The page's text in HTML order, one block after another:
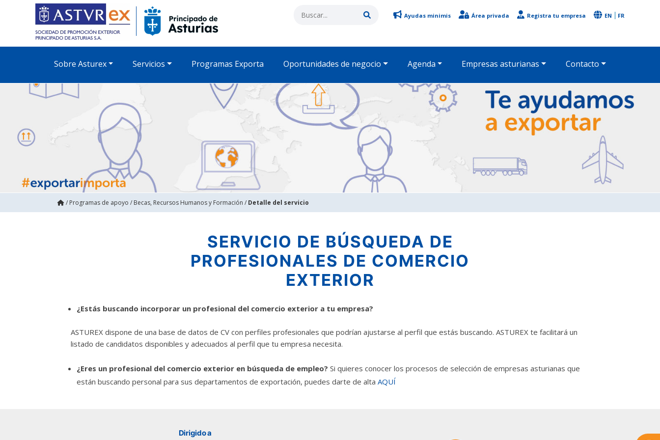
Ayudas minimis Área privada Registra tu empresa EN FR
Sobre Asturex Servicios Programas Exporta Oportunidades de negocio Agenda Empresas asturianas Contacto
/ Programas de apoyo / Becas, Recursos Humanos y Formación / Detalle del servicio
SERVICIO DE BÚSQUEDA DE
PROFESIONALES DE COMERCIO
EXTERIOR
¿Estás buscando incorporar un profesional del comercio exterior a tu empresa?
ASTUREX dispone de una base de datos de CV con perfiles profesionales que podrían ajustarse al perfil que estás buscando. ASTUREX te facilitará un
listado de candidatos disponibles y adecuados al perfil que tu empresa necesita.
¿Eres un profesional del comercio exterior en búsqueda de empleo?Si quieres conocer los procesos de selección de empresas asturianas que
están buscando personal para sus departamentos de exportación, puedes darte de altaAQUÍ
Dirigido a
astu